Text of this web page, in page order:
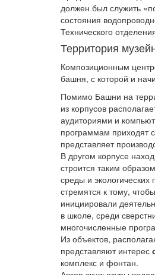
должен был служить
состояния
Технического
Территория
Композиционным
башня, с которой и
Помимо Башни на
из корпусов
аудиториями и
программам приходят
представляет
В другом корпусе
строится таким
среды и
стремятся к тому,
инициировали
в школе, среди
многочисленные
Из объектов,
представляют интерес
комплекс и фонтан.